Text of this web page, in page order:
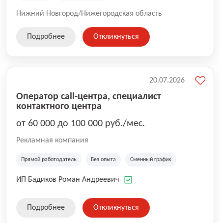
Нижний Новгород/Нижегородская область
Подробнее Откликнуться
Оператор call-центра, специалист
контактного центра
от 60 000 до 100 000 руб./мес.
Рекламная компания
Прямой работодатель Без опыта Сменный график
ИП Бадиков Роман Андреевич
20.07.2026
Подробнее Откликнуться